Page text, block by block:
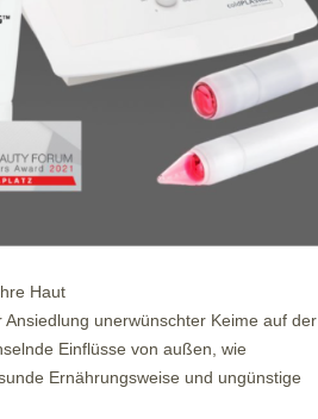
Haut
unerwünschter Keime auf der
Einflüsse von außen, wie
Ernährungsweise und ungünstige